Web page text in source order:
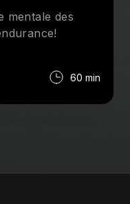
mentale des
60 min